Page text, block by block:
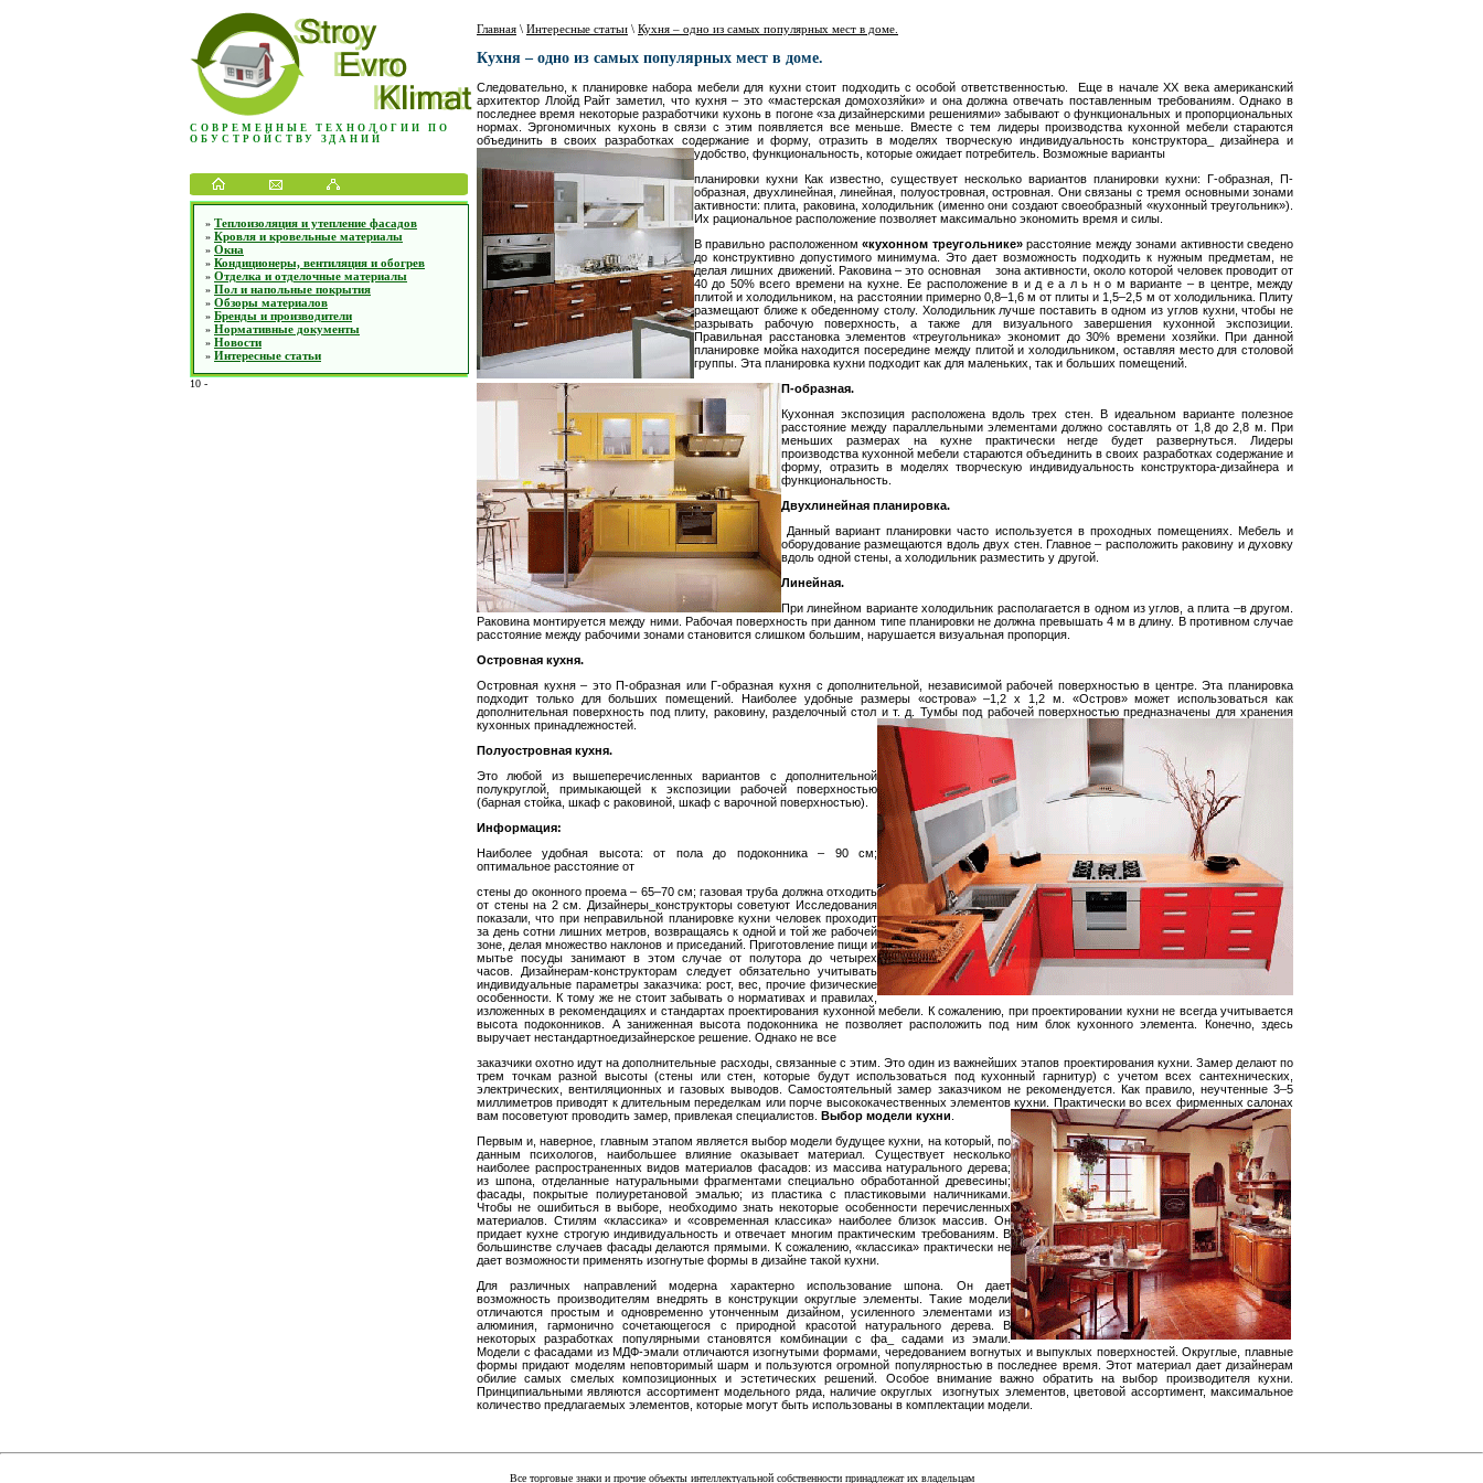
СОВРЕМЕННЫЕ ТЕХНОЛОГИИ ПО
ОБУСТРОЙСТВУ ЗДАНИЙ
» Теплоизоляция и утепление фасадов
» Кровля и кровельные материалы
» Окна
» Кондиционеры, вентиляция и обогрев
» Отделка и отделочные материалы
» Пол и напольные покрытия
» Обзоры материалов
» Бренды и производители
» Нормативные документы
» Новости
» Интересные статьи
10 -
Главная \ Интересные статьи \ Кухня – одно из самых популярных мест в доме.
Кухня – одно из самых популярных мест в доме.
Следовательно, к планировке набора мебели для кухни стоит подходить с особой ответственностью. Еще в начале ХХ века американский
архитектор Ллойд Райт заметил, что кухня – это «мастерская домохозяйки» и она должна отвечать поставленным требованиям. Однако в
последнее время некоторые разработчики кухонь в погоне «за дизайнерскими решениями» забывают о функциональных и пропорциональных
нормах. Эргономичных кухонь в связи с этим появляется все меньше. Вместе с тем лидеры производства кухонной мебели стараются
объединить в своих разработках содержание и форму, отразить в моделях творческую индивидуальность конструктора_ дизайнера и
удобство, функциональность, которые ожидает потребитель. Возможные варианты
планировки кухни Как известно, существует несколько вариантов планировки кухни: Г-образная, П-
образная, двухлинейная, линейная, полуостровная, островная. Они связаны с тремя основными зонами
активности: плита, раковина, холодильник (именно они создают своеобразный «кухонный треугольник»).
Их рациональное расположение позволяет максимально экономить время и силы.
В правильно расположенном «кухонном треугольнике»расстояние между зонами активности сведено
до конструктивно допустимого минимума. Это дает возможность подходить к нужным предметам, не
делая лишних движений. Раковина – это основная зона активности, около которой человек проводит от
40 до 50% всего времени на кухне. Ее расположение в и д е а л ь н о м варианте – в центре, между
плитой и холодильником, на расстоянии примерно 0,8–1,6 м от плиты и 1,5–2,5 м от холодильника. Плиту
размещают ближе к обеденному столу. Холодильник лучше поставить в одном из углов кухни, чтобы не
разрывать рабочую поверхность, а также для визуального завершения кухонной экспозиции.
Правильная расстановка элементов «треугольника» экономит до 30% времени хозяйки. При данной
планировке мойка находится посередине между плитой и холодильником, оставляя место для столовой
группы. Эта планировка кухни подходит как для маленьких, так и больших помещений.
П-образная.
Кухонная экспозиция расположена вдоль трех стен. В идеальном варианте полезное
расстояние между параллельными элементами должно составлять от 1,8 до2,8 м . При
меньших размерах на кухне практически негде будет развернуться. Лидеры
производства кухонной мебели стараются объединить в своих разработках содержание и
форму, отразить в моделях творческую индивидуальность конструктора-дизайнера и
функциональность.
Двухлинейная планировка.
Данный вариант планировки часто используется в проходных помещениях. Мебель и
оборудование размещаются вдоль двух стен. Главное – расположить раковину и духовку
вдоль одной стены, а холодильник разместить у другой.
Линейная.
При линейном варианте холодильник располагается в одном из углов, а плита –в другом.
Раковина монтируется между ними. Рабочая поверхность при данном типе планировки не должна превышать 4 м в длину. В противном случае
расстояние между рабочими зонами становится слишком большим, нарушается визуальная пропорция.
Островная кухня.
Островная кухня – это П-образная или Г-образная кухня с дополнительной, независимой рабочей поверхностью в центре. Эта планировка
подходит только для больших помещений. Наиболее удобные размеры «острова» –1,2 х 1,2 м . «Остров» может использоваться как
дополнительная поверхность под плиту, раковину, разделочный стол и т. д. Тумбы под рабочей поверхностью предназначены для хранения
кухонных принадлежностей.
Полуостровная кухня.
Это любой из вышеперечисленных вариантов с дополнительной
полукруглой, примыкающей к экспозиции рабочей поверхностью
(барная стойка, шкаф с раковиной, шкаф с варочной поверхностью).
Информация:
Наиболее удобная высота: от пола до подоконника – 90 см;
оптимальное расстояние от
стены до оконного проема – 65–70 см; газовая труба должна отходить
от стены на 2 см
. Дизайнеры_конструкторы советуют Исследования
показали, что при неправильной планировке кухни человек проходит
за день сотни лишних метров, возвращаясь к одной и той же рабочей
зоне, делая множество наклонов и приседаний. Приготовление пищи и
мытье посуды занимают в этом случае от полутора до четырех
часов. Дизайнерам-конструкторам следует обязательно учитывать
индивидуальные параметры заказчика: рост, вес, прочие физические
особенности. К тому же не стоит забывать о нормативах и правилах,
изложенных в рекомендациях и стандартах проектирования кухонной мебели. К сожалению, при проектировании кухни не всегда учитывается
высота подоконников. А заниженная высота подоконника не позволяет расположить под ним блок кухонного элемента. Конечно, здесь
выручает нестандартноедизайнерское решение. Однако не все
заказчики охотно идут на дополнительные расходы, связанные с этим. Это один из важнейших этапов проектирования кухни. Замер делают по
трем точкам разной высоты (стены или стен, которые будут использоваться под кухонный гарнитур) с учетом всех сантехнических,
электрических, вентиляционных и газовых выводов. Самостоятельный замер заказчиком не рекомендуется. Как правило, неучтенные 3–5
миллиметров приводят к длительным переделкам или порче высококачественных элементов кухни. Практически во всех фирменных салонах
вам посоветуют проводить замер, привлекая специалистов. Выбор модели кухни
Первым и, наверное, главным этапом является выбор модели будущее кухни, на который, по
данным психологов, наибольшее влияние оказывает материал. Существует несколько
наиболее распространенных видов материалов фасадов: из массива натурального дерева;
из шпона, отделанные натуральными фрагментами специально обработанной древесины;
фасады, покрытые полиуретановой эмалью; из пластика с пластиковыми наличниками.
Чтобы не ошибиться в выборе, необходимо знать некоторые особенности перечисленных
материалов. Стилям «классика» и «современная классика» наиболее близок массив. Он
придает кухне строгую индивидуальность и отвечает многим практическим требованиям. В
большинстве случаев фасады делаются прямыми. К сожалению, «классика» практически не
дает возможности применять изогнутые формы в дизайне такой кухни.
Для различных направлений модерна характерно использование шпона. Он дает
возможность производителям внедрять в конструкции округлые элементы. Такие модели
отличаются простым и одновременно утонченным дизайном, усиленного элементами из
алюминия, гармонично сочетающегося с природной красотой натурального дерева. В
некоторых разработках популярными становятся комбинации с фа_ садами из эмали.
Модели с фасадами из МДФ-эмали отличаются изогнутыми формами, чередованием вогнутых и выпуклых поверхностей. Округлые, плавные
формы придают моделям неповторимый шарм и пользуются огромной популярностью в последнее время. Этот материал дает дизайнерам
обилие самых смелых композиционных и эстетических решений. Особое внимание важно обратить на выбор производителя кухни.
Принципиальными являются ассортимент модельного ряда, наличие округлых изогнутых элементов, цветовой ассортимент, максимальное
количество предлагаемых элементов, которые могут быть использованы в комплектации модели.
Все торговые знаки и прочие объекты интеллектуальной собственности принадлежат их владельцам